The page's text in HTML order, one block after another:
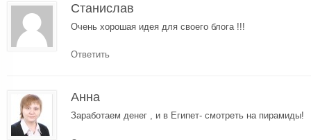
Станислав
Очень хорошая идея для своего блога !!!
Ответить
Анна
Заработаем денег , и в Египет- смотреть на пирамиды!